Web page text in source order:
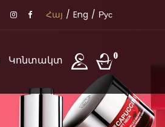
Հայ / Eng / Рус
Կոնտակտ 0